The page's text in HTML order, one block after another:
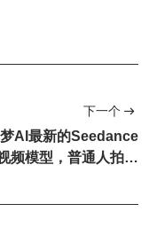
下一个
梦AI最新的Seedance
频模型，普通人拍电